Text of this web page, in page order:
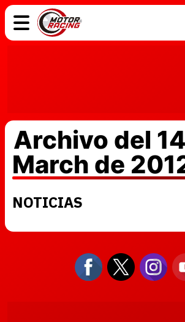
Archivo del
March de
NOTICIAS